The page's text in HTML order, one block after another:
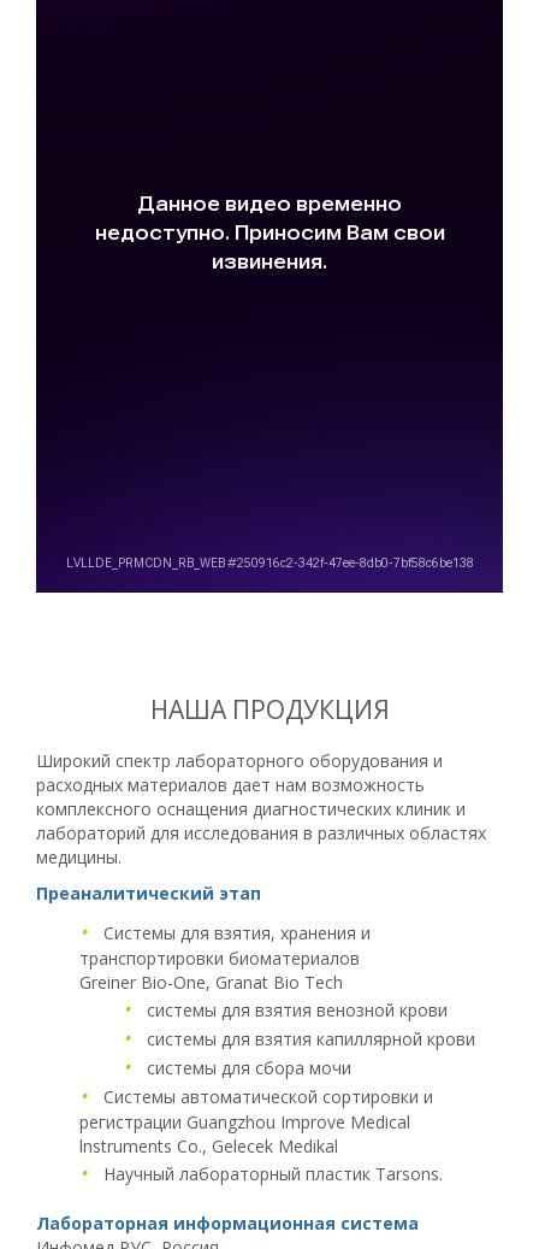
НАША ПРОДУКЦИЯ
Широкий спектр лабораторного оборудования и
расходных материалов дает нам возможность
комплексного оснащения диагностических клиник и
лабораторий для исследования в различных областях
медицины.
Преаналитический этап
•
Системы для взятия, хранения и
транспортировки биоматериалов
Greiner Bio-One, Granat Bio Tech
• системы для взятия венозной крови
• системы для взятия капиллярной крови
• системы для сбора мочи
•
Системы автоматической сортировки и
регистрации Guangzhou Improve Medical
lnstruments Со., Gelecek Medikal
• Научный лабораторный пластик Tarsons.
Лабораторная информационная система